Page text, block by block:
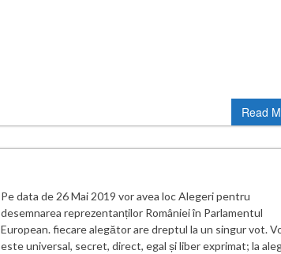
Read
Pe data de 26 Mai 2019 vor avea loc Alegeri pentru
desemnarea reprezentanților României în Parlamentul
European. fiecare alegător are dreptul la un singur vot.
este universal, secret, direct, egal și liber exprimat; la